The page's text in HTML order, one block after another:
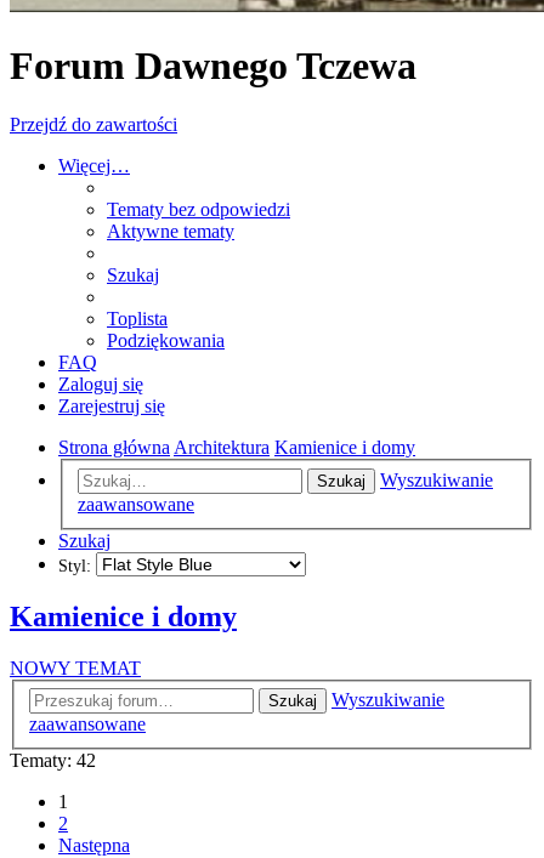
Forum Dawnego Tczewa
Przejdź do zawartości
Więcej…
Tematy bez odpowiedzi
Aktywne tematy
Szukaj
Toplista
Podziękowania
FAQ
Zaloguj się
Zarejestruj się
Strona główna Architektura Kamienice i domy
Szukaj
Wyszukiwanie
zaawansowane
Szukaj
Styl:
Kamienice i domy
NOWY TEMAT
Szukaj
Wyszukiwanie
zaawansowane
Tematy: 42
1
2
Następna